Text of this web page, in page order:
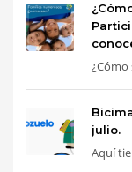
¿Cómo
julio.
Aquí